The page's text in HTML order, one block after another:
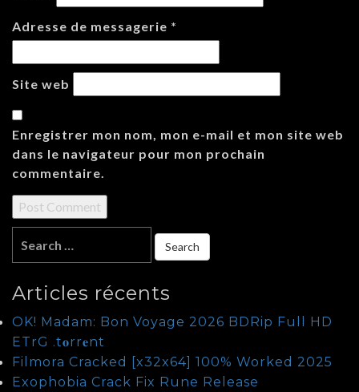
Adresse de messagerie *
Site web
Enregistrer mon nom, mon e-mail et mon site web
dans le navigateur pour mon prochain
commentaire.
Articles récents
OK! Madam: Bon Voyage 2026 BDRip Full HD
ETrG .t𝐨rr𝐞nt
Filmora Cracked [x32x64] 100% Worked 2025
Exophobia Crack Fix Rune Release